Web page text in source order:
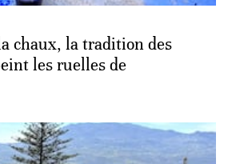
chaux, la tradition des
les ruelles de